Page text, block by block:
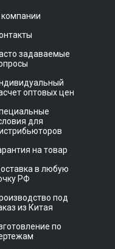
задаваемые
оптовых цен
для
на товар
в любую
РФ
под
из Китая
по